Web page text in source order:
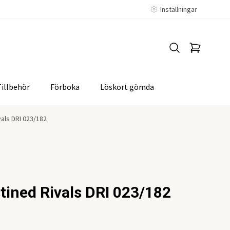
Inställningar
Förboka Löskort gömda
DRI 023/182
Rivals DRI 023/182